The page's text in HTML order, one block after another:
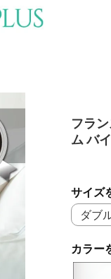
フラ
ム バ
カラー
サイズ